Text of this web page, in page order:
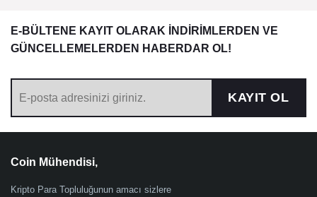
E-BÜLTENE KAYIT OLARAK İNDİRİMLERDEN VE
GÜNCELLEMELERDEN HABERDAR OL!
KAYIT OL
Coin Mühendisi,
Kripto Para Topluluğunun amacı sizlere